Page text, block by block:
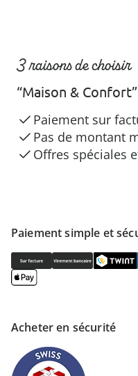
Paiement simple et
Acheter en sécurité
3 raisons de choisir
“Maison & Confort”
Paiement sur
Pas de montant
Offres spéciales